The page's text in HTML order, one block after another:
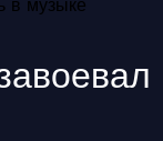
в музыке